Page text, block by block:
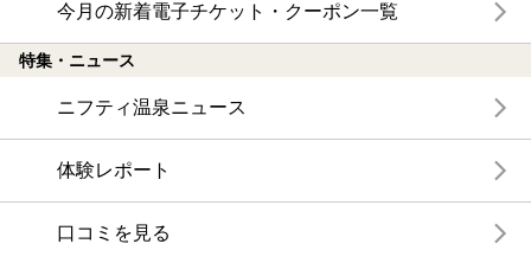
今月の新着電子チケット・クーポン一覧
特集・ニュース
ニフティ温泉ニュース
体験レポート
口コミを見る